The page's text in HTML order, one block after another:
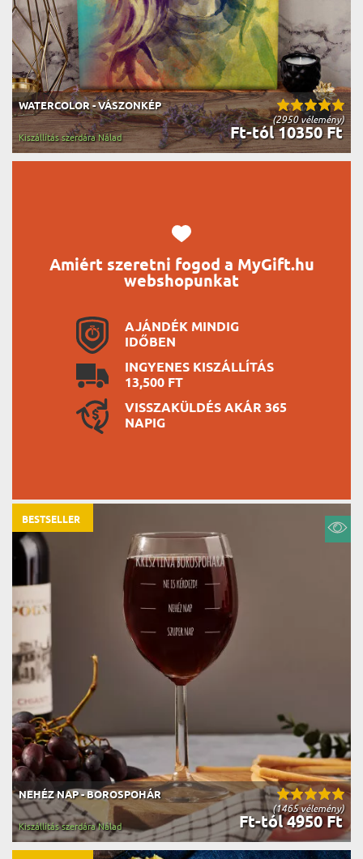
(2950 vélemény)
WATERCOLOR - VÁSZONKÉP
Ft-tól 10350 Ft
Kiszállítás szerdára Nálad
Amiért szeretni fogod a MyGift.hu
webshopunkat
AJÁNDÉK MINDIG
IDŐBEN
INGYENES KISZÁLLÍTÁS
13,500 FT
VISSZAKÜLDÉS AKÁR 365
NAPIG
(1465 vélemény)
NEHÉZ NAP - BOROSPOHÁR
Ft-tól 4950 Ft
Kiszállítás szerdára Nálad
BESTSELLER